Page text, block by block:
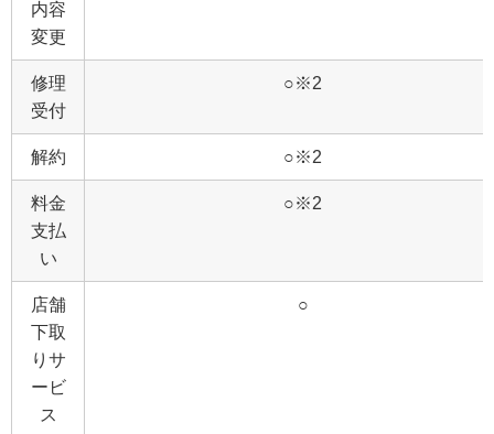
内容
変更
修理
受付
○※2
解約 ○※2
料金
支払
い
○※2
店舗
下取
りサ
ービ
ス
○